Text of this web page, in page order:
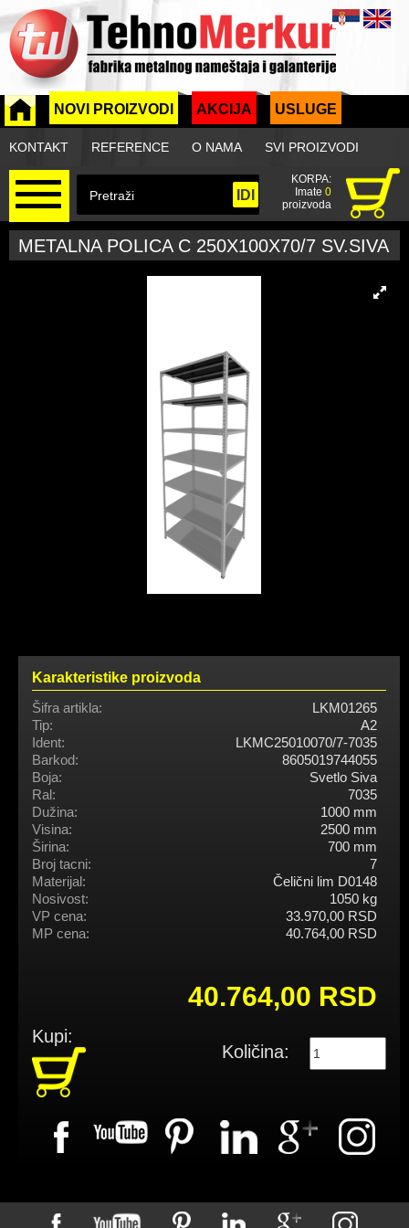
NOVI PROIZVODI AKCIJA USLUGE
KONTAKT REFERENCE O NAMA SVI PROIZVODI
KORPA:
Imate 0
proizvoda
METALNA POLICA C 250X100X70/7 SV.SIVA
Karakteristike proizvoda
Šifra artikla:
LKM01265
Tip:
A2
Ident:
LKMC25010070/7-7035
Barkod:
8605019744055
Boja:
Svetlo Siva
Ral:
7035
Dužina:
1000 mm
Visina:
2500 mm
Širina:
700 mm
Broj tacni:
7
Materijal:
Čelični lim D0148
Nosivost:
1050 kg
VP cena:
33.970,00 RSD
MP cena:
40.764,00 RSD
40.764,00 RSD
Kupi:
Količina: